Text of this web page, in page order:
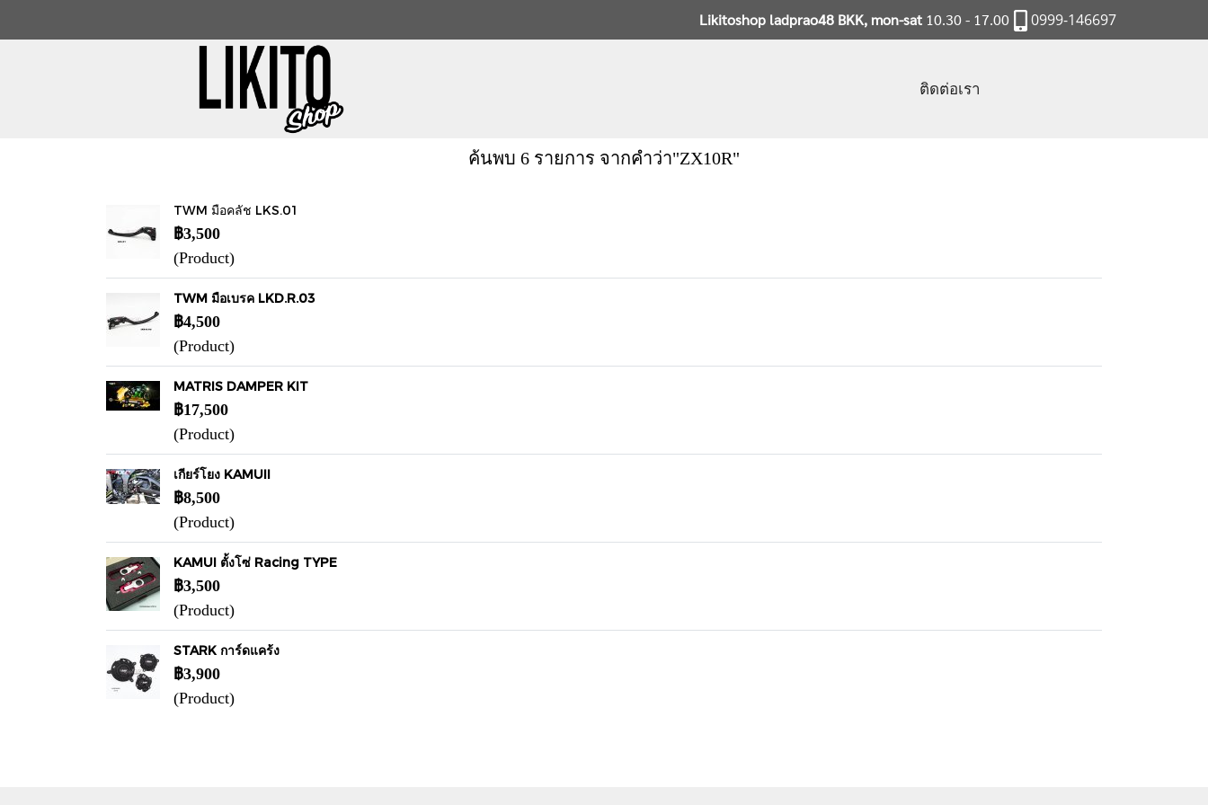
Likitoshop ladprao48 BKK, mon-sat 10.30 - 17.00 0999-146697
ติดต่อเรา
ค้นพบ 6 รายการ จากคำว่า"ZX10R"
TWM มือคลัช LKS.01
฿3,500
(Product)
TWM มือเบรค LKD.R.03
฿4,500
(Product)
MATRIS DAMPER KIT
฿17,500
(Product)
เกียร์โยง KAMUII
฿8,500
(Product)
KAMUI ตั้งโซ่ Racing TYPE
฿3,500
(Product)
STARK การ์ดแคร้ง
฿3,900
(Product)